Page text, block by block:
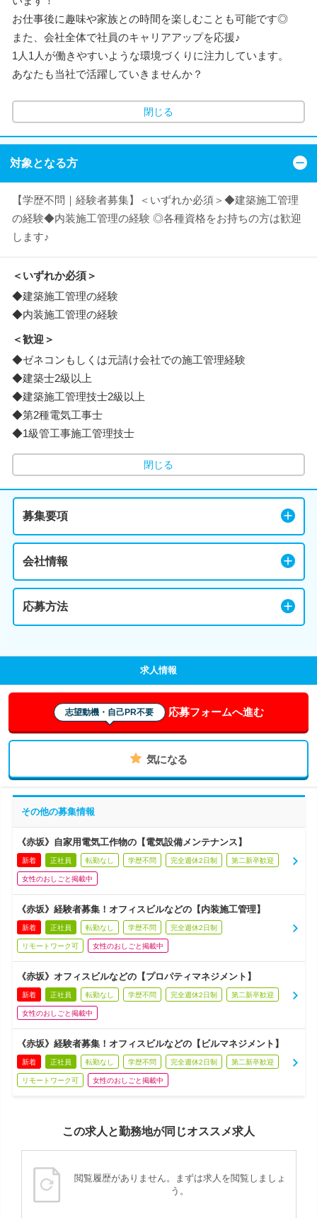
お仕事後に趣味や家族との時間を楽しむことも可能です◎
また、会社全体で社員のキャリアアップを応援♪
1人1人が働きやすいような環境づくりに注力しています。
あなたも当社で活躍していきませんか？
閉じる
対象となる方
【学歴不問｜経験者募集】＜いずれか必須＞◆建築施工管理
の経験◆内装施工管理の経験 ◎各種資格をお持ちの方は歓迎
します♪
＜いずれか必須＞
◆建築施工管理の経験
◆内装施工管理の経験
＜歓迎＞
◆ゼネコンもしくは元請け会社での施工管理経験
◆建築士2級以上
◆建築施工管理技士2級以上
◆第2種電気工事士
◆1級管工事施工管理技士
閉じる
募集要項
会社情報
応募方法
求人情報
志望動機・自己PR不要 応募フォームへ進む
気になる
その他の募集情報
《赤坂》自家用電気工作物の【電気設備メンテナンス】
新着 正社員 転勤なし 学歴不問 完全週休2日制 第二新卒歓迎
女性のおしごと掲載中
《赤坂》経験者募集！オフィスビルなどの【内装施工管理】
新着 正社員 転勤なし 学歴不問 完全週休2日制
リモートワーク可 女性のおしごと掲載中
《赤坂》オフィスビルなどの【プロパティマネジメント】
新着 正社員 転勤なし 学歴不問 完全週休2日制 第二新卒歓迎
女性のおしごと掲載中
《赤坂》経験者募集！オフィスビルなどの【ビルマネジメント】
新着 正社員 転勤なし 学歴不問 完全週休2日制 第二新卒歓迎
リモートワーク可 女性のおしごと掲載中
この求人と勤務地が同じオススメ求人
閲覧履歴がありません。まずは求人を閲覧しましょ
う。